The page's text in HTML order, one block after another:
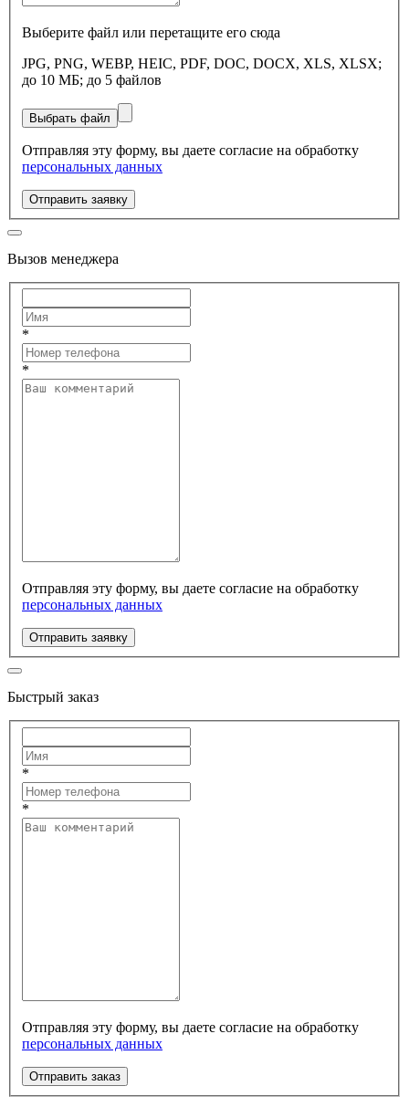
Выберите файл или перетащите его сюда
JPG, PNG, WEBP, HEIC, PDF, DOC, DOCX, XLS, XLSX;
до 10 МБ; до 5 файлов
Выбрать файл
Отправляя эту форму, вы даете согласие на обработку
персональных данных
Отправить заявку
Вызов менеджера
*
*
Отправляя эту форму, вы даете согласие на обработку
персональных данных
Отправить заявку
Быстрый заказ
*
*
Отправляя эту форму, вы даете согласие на обработку
персональных данных
Отправить заказ